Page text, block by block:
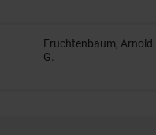
Fruchtenbaum, Arnold
G.